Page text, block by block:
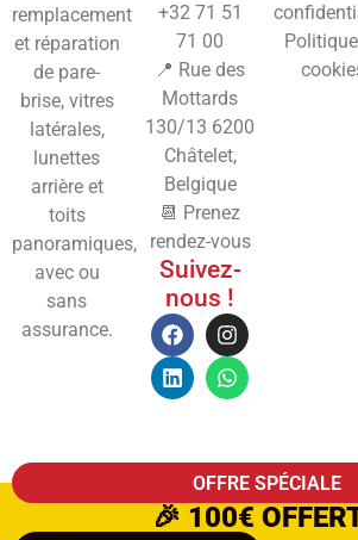
remplacement
et réparation
de pare-
brise, vitres
latérales,
lunettes
arrière et
toits
panoramiques,
avec ou
sans
assurance.
+32 71 51
71 00
📍 Rue des
Mottards
130/13 6200
Châtelet,
Belgique
📆 Prenez
rendez-vous
Suivez-
nous !
OFFRE SPÉCIALE
🎉 100€